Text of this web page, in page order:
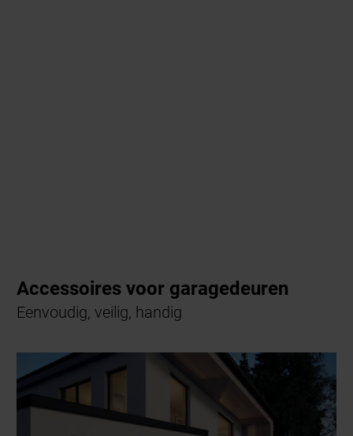
Accessoires voor garagedeuren
Eenvoudig, veilig, handig